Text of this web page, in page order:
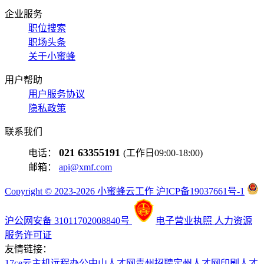
企业服务
职位搜索
职场头条
关于小蜜蜂
用户帮助
用户服务协议
隐私政策
联系我们
电话： 021 63355191 (工作日09:00-18:00)
邮箱： api@xmf.com
Copyright © 2023-2026 小蜜蜂云工作 沪ICP备19037661号-1
沪公网安备 31011702008840号 电子营业执照 人力资源
服务许可证
友情链接：